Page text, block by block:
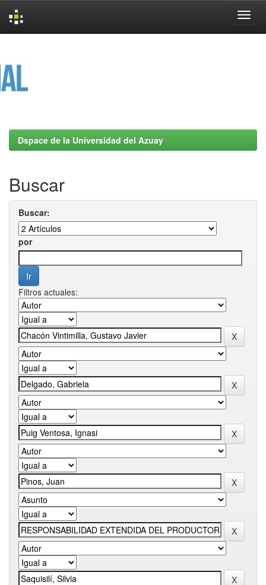
Dspace de la Universidad del Azuay
Buscar
Buscar:
por
Filtros actuales: